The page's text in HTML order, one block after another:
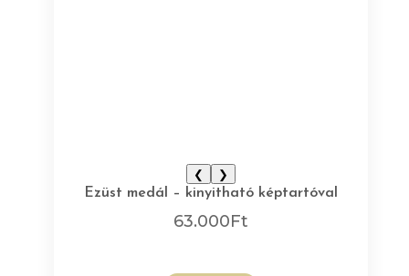
❮
❯
Ezüst medál – kinyitható képtartóval
63.000Ft